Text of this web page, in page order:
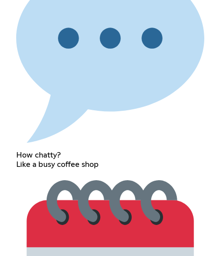
How chatty?
Like a busy coffee shop